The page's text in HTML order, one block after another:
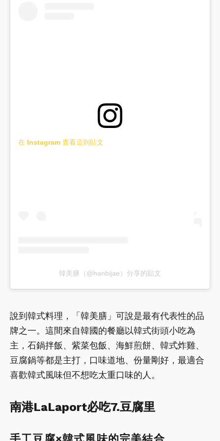
在 Instagram 查看這則貼文
韓美膳（@hanbijae）分享的貼文
說到韓式料理，「韓美膳」可說是最有代表性的品
牌之一。這間來自韓國的餐廳以韓式街頭小吃為
主，石鍋拌飯、紫菜包飯、海鮮煎餅、韓式炸雞、
豆腐鍋等都是主打，口味道地、份量剛好，最適合
喜歡韓式風味但不想吃太重口味的人。
南港LaLaport必吃7.豆腐里